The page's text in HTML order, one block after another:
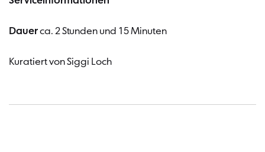
Dauerca. 2 Stunden und 15 Minuten
Kuratiert von Siggi Loch